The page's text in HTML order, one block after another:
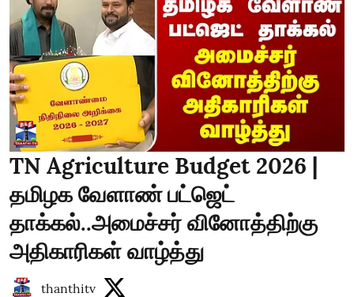
TN Agriculture Budget 2026 |
தமிழக வேளாண் பட்ஜெட்
தாக்கல்..அமைச்சர் வினோத்திற்கு
அதிகாரிகள் வாழ்த்து
thanthitv